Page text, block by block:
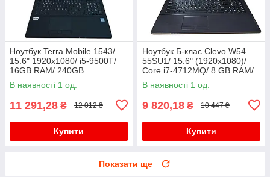
Ноутбук Terra Mobile 1543/
15.6" 1920x1080/ i5-9500T/
16GB RAM/ 240GB
SSD+320GB HDD/ UHD 630/
Без АКБ
В наявності 1 од.
11 291,28 ₴ 12 012 ₴
Купити
Ноутбук Б-клас Clevo W54
55SU1/ 15.6" (1920x1080)/
Core i7-4712MQ/ 8 GB RAM/
128 GB SSD/ HD 4600
В наявності 1 од.
9 820,18 ₴ 10 447 ₴
Купити
Показати ще